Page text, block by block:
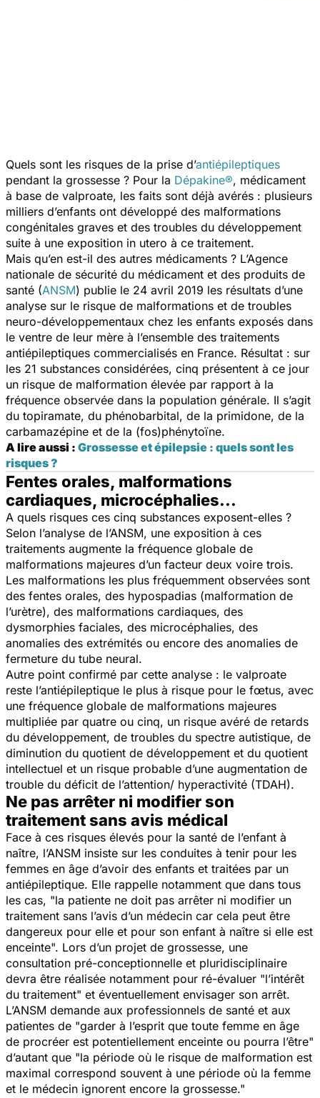
Quels sont les risques de la prise d’antiépileptiques
pendant la grossesse ? Pour la Dépakine®, médicament
à base de valproate, les faits sont déjà avérés : plusieurs
milliers d’enfants ont développé des malformations
congénitales graves et des troubles du développement
suite à une exposition in utero à ce traitement.
Mais qu’en est-il des autres médicaments ? L’Agence
nationale de sécurité du médicament et des produits de
santé (ANSM) publie le 24 avril 2019 les résultats d’une
analyse sur le risque de malformations et de troubles
neuro-développementaux chez les enfants exposés dans
le ventre de leur mère à l’ensemble des traitements
antiépileptiques commercialisés en France. Résultat : sur
les 21 substances considérées, cinq présentent à ce jour
un risque de malformation élevée par rapport à la
fréquence observée dans la population générale. Il s’agit
du topiramate, du phénobarbital, de la primidone, de la
carbamazépine et de la (fos)phénytoïne.
A lire aussi : Grossesse et épilepsie : quels sont les
risques ?
Fentes orales, malformations
cardiaques, microcéphalies...
A quels risques ces cinq substances exposent-elles ?
Selon l’analyse de l’ANSM, une exposition à ces
traitements augmente la fréquence globale de
malformations majeures d’un facteur deux voire trois.
Les malformations les plus fréquemment observées sont
des fentes orales, des hypospadias (malformation de
l’urètre), des malformations cardiaques, des
dysmorphies faciales, des microcéphalies, des
anomalies des extrémités ou encore des anomalies de
fermeture du tube neural.
Autre point confirmé par cette analyse : le valproate
reste l’antiépileptique le plus à risque pour le fœtus, avec
une fréquence globale de malformations majeures
multipliée par quatre ou cinq, un risque avéré de retards
du développement, de troubles du spectre autistique, de
diminution du quotient de développement et du quotient
intellectuel et un risque probable d’une augmentation de
trouble du déficit de l’attention/ hyperactivité (TDAH).
Ne pas arrêter ni modifier son
traitement sans avis médical
Face à ces risques élevés pour la santé de l’enfant à
naître, l’ANSM insiste sur les conduites à tenir pour les
femmes en âge d’avoir des enfants et traitées par un
antiépileptique. Elle rappelle notamment que dans tous
les cas, "la patiente ne doit pas arrêter ni modifier un
traitement sans l’avis d’un médecin car cela peut être
dangereux pour elle et pour son enfant à naître si elle est
enceinte". Lors d’un projet de grossesse, une
consultation pré-conceptionnelle et pluridisciplinaire
devra être réalisée notamment pour ré-évaluer "l’intérêt
du traitement" et éventuellement envisager son arrêt.
L’ANSM demande aux professionnels de santé et aux
patientes de "garder à l’esprit que toute femme en âge
de procréer est potentiellement enceinte ou pourra l’être"
d’autant que "la période où le risque de malformation est
maximal correspond souvent à une période où la femme
et le médecin ignorent encore la grossesse."